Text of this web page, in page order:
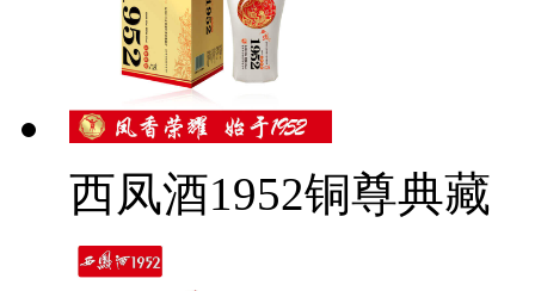
西凤酒1952铜尊典藏